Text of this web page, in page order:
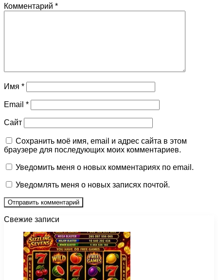
Комментарий *
Имя *
Email *
Сайт
Сохранить моё имя, email и адрес сайта в этом
браузере для последующих моих комментариев.
Уведомить меня о новых комментариях по email.
Уведомлять меня о новых записях почтой.
Свежие записи